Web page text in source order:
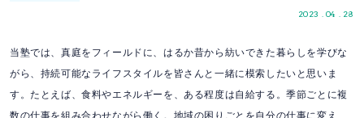
2023 . 04 . 28
当塾では、真庭をフィールドに、はるか昔から紡いできた暮らしを学びな
がら、持続可能なライフスタイルを皆さんと一緒に模索したいと思いま
す。たとえば、食料やエネルギーを、ある程度は自給する。季節ごとに複